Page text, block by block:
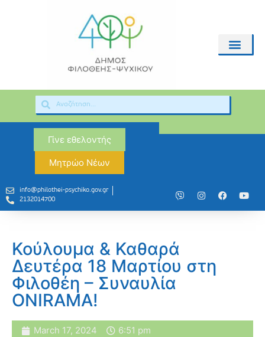
Γίνε εθελοντής
Μητρώο Νέων
info@philothei-psychiko.gov.gr
2132014700
Κούλουμα & Καθαρά
Δευτέρα 18 Μαρτίου στη
Φιλοθέη – Συναυλία
ONIRAMA!
March 17, 2024 6:51 pm